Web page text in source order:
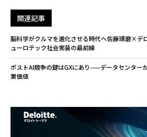
関連記事
脳科学がクルマを進化させる時代へ――佐藤琢磨×デ
ューロテック社会実装の最前線
ポストAI競争の鍵はGXにあり——データセンター
業価値